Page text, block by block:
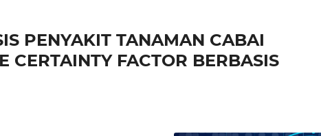
PENYAKIT TANAMAN CABAI
CERTAINTY FACTOR BERBASIS